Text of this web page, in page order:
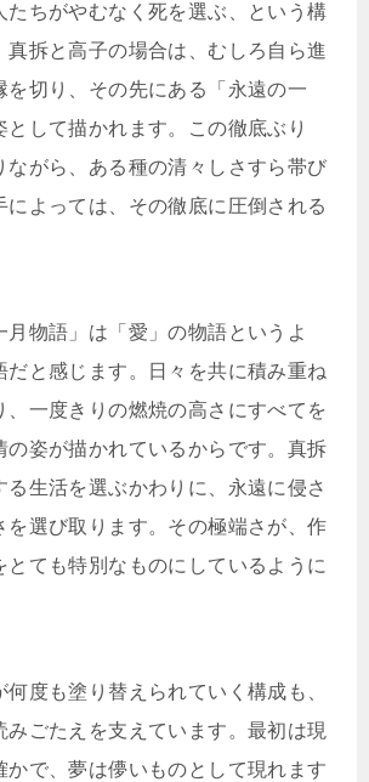
たちがやむなく死を選ぶ、という構
真拆と高子の場合は、むしろ自ら進
を切り、その先にある「永遠の一
として描かれます。この徹底ぶり
ながら、ある種の清々しさすら帯び
によっては、その徹底に圧倒される
月物語」は「愛」の物語というよ
だと感じます。日々を共に積み重ね
、一度きりの燃焼の高さにすべてを
の姿が描かれているからです。真拆
る生活を選ぶかわりに、永遠に侵さ
を選び取ります。その極端さが、作
とても特別なものにしているように
度も塗り替えられていく構成も、
みごたえを支えています。最初は現
かで、夢は儚いものとして現れます